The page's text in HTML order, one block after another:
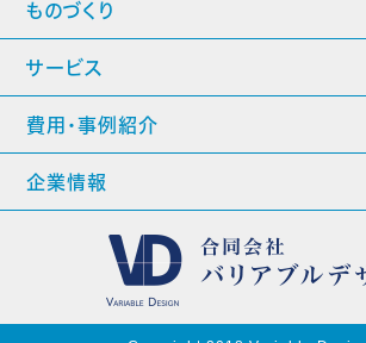
ものづくり
サービス
費用・事例紹介
企業情報